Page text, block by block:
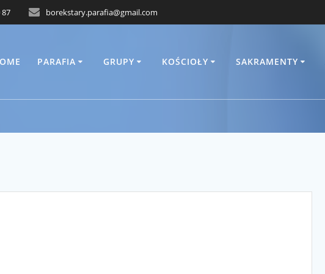
87 borekstary.parafia@gmail.com
PARAFIA GRUPY KOŚCIOŁY SAKRAMENTY